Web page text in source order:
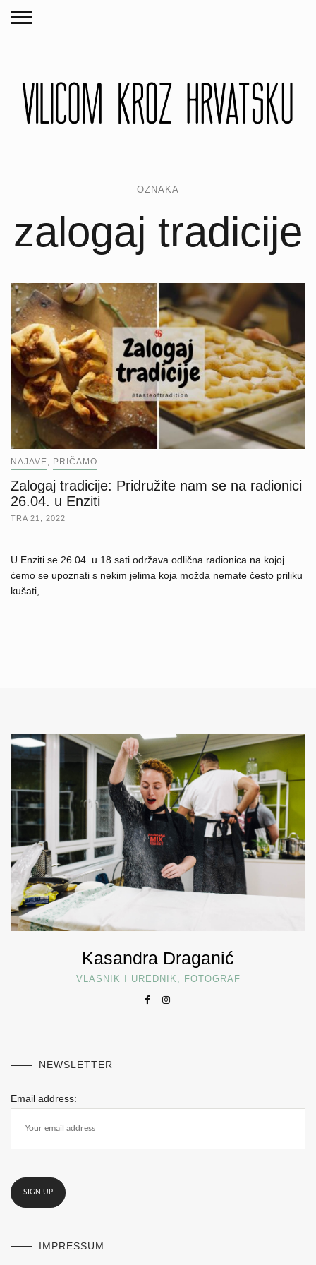
OZNAKA
zalogaj tradicije
NAJAVE PRIČAMO
Zalogaj tradicije: Pridružite nam se na radionici
26.04. u Enziti
TRA 21, 2022
U Enziti se 26.04. u 18 sati održava odlična radionica na kojoj
ćemo se upoznati s nekim jelima koja možda nemate često priliku
kušati,…
Kasandra Draganić
VLASNIK I UREDNIK, FOTOGRAF
NEWSLETTER
Email address:
IMPRESSUM